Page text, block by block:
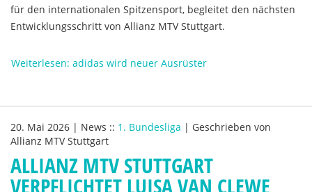
für den internationalen Spitzensport, begleitet den nächsten
Entwicklungsschritt von Allianz MTV Stuttgart.
Weiterlesen: adidas wird neuer Ausrüster
20. Mai 2026 | News :: 1. Bundesliga | Geschrieben von
Allianz MTV Stuttgart
ALLIANZ MTV STUTTGART
VERPFLICHTET LUISA VAN CLEWE